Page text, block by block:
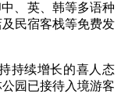
、英、韩等多语种
民宿客栈等免费发
续增长的喜人态
园已接待入境游客